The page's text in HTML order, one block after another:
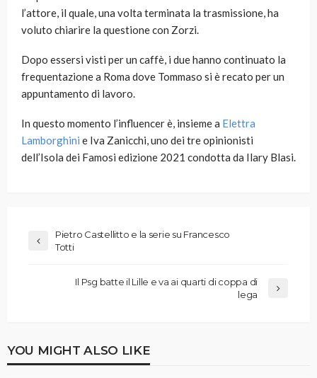
l’attore, il quale, una volta terminata la trasmissione, ha
voluto chiarire la questione con Zorzi.
Dopo essersi visti per un caffè, i due hanno continuato la
frequentazione a Roma dove Tommaso si è recato per un
appuntamento di lavoro.
In questo momento l’influencer è, insieme a Elettra
Lamborghini e Iva Zanicchi, uno dei tre opinionisti
dell’Isola dei Famosi edizione 2021 condotta da Ilary Blasi.
Pietro Castellitto e la serie su Francesco
Totti
Il Psg batte il Lille e va ai quarti di coppa di
lega
YOU MIGHT ALSO LIKE